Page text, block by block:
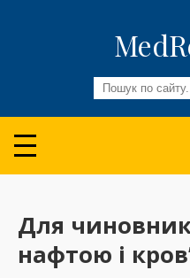
Всі новини
Огляди та Аналітика
Медспільнота
Колонки
Для
нафтою і